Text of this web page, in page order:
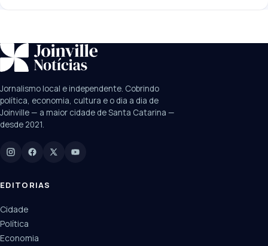
SUGESTÕES: JEC
Câmara
UPA Sul
Manchetes, colunistas e editorias do JN
Jornalismo local e independente. Cobrindo
política, economia, cultura e o dia a dia de
Joinville — a maior cidade de Santa Catarina —
desde 2021.
EDITORIAS
Cidade
Política
Economia